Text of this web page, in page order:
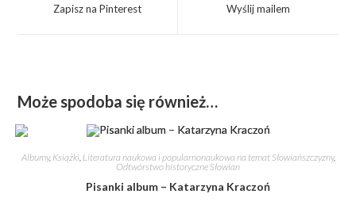
Zapisz na Pinterest Wyślij mailem
Może spodoba się również…
Albumy, Książki, Literatura naukowa i popularnonaukowa na temat Słowiańszczyzny,
Odtwórstwo historyczne Słowian
Pisanki album – Katarzyna Kraczoń